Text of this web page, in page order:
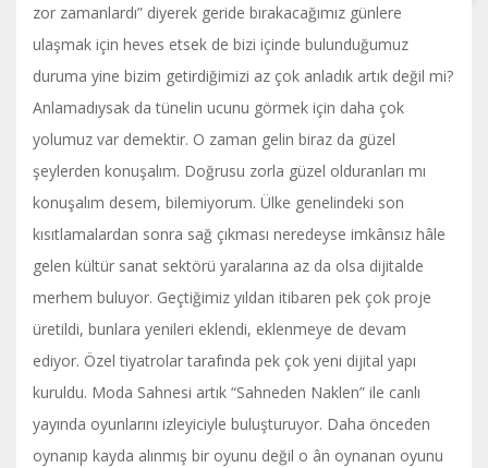
zor zamanlardı” diyerek geride bırakacağımız günlere
ulaşmak için heves etsek de bizi içinde bulunduğumuz
duruma yine bizim getirdiğimizi az çok anladık artık değil mi?
Anlamadıysak da tünelin ucunu görmek için daha çok
yolumuz var demektir. O zaman gelin biraz da güzel
şeylerden konuşalım. Doğrusu zorla güzel olduranları mı
konuşalım desem, bilemiyorum. Ülke genelindeki son
kısıtlamalardan sonra sağ çıkması neredeyse imkânsız hâle
gelen kültür sanat sektörü yaralarına az da olsa dijitalde
merhem buluyor. Geçtiğimiz yıldan itibaren pek çok proje
üretildi, bunlara yenileri eklendi, eklenmeye de devam
ediyor. Özel tiyatrolar tarafında pek çok yeni dijital yapı
kuruldu. Moda Sahnesi artık “Sahneden Naklen” ile canlı
yayında oyunlarını izleyiciyle buluşturuyor. Daha önceden
oynanıp kayda alınmış bir oyunu değil o ân oynanan oyunu